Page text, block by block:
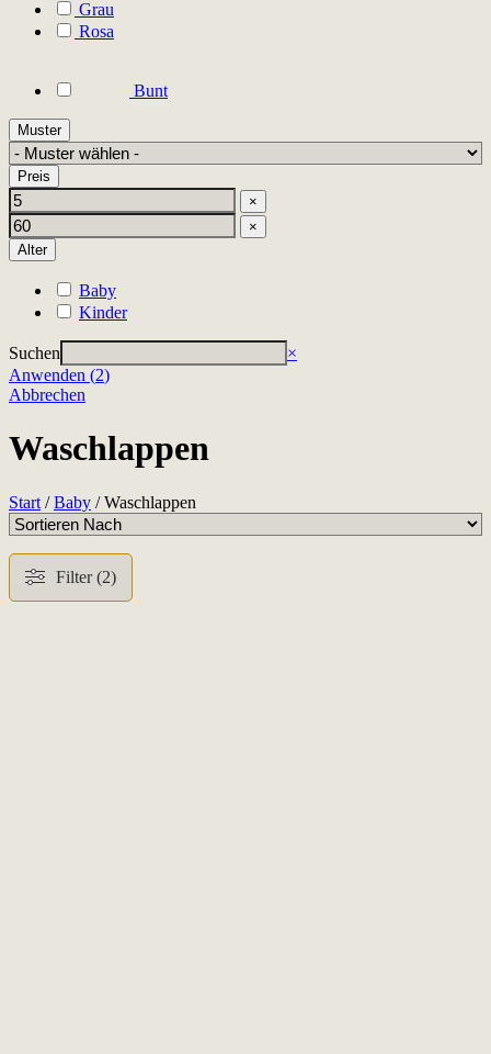
Grau
Rosa
Bunt
Muster
Preis
×
×
Alter
Baby
Kinder
Suchen
×
Anwenden (2)
Abbrechen
Waschlappen
Start /Baby / Waschlappen
Filter (2)